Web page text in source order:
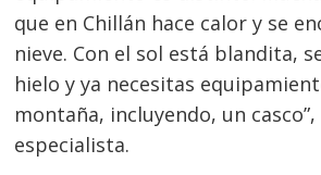
que en Chillán hace calor y se
nieve. Con el sol está blandita,
hielo y ya necesitas
montaña, incluyendo, un
especialista.